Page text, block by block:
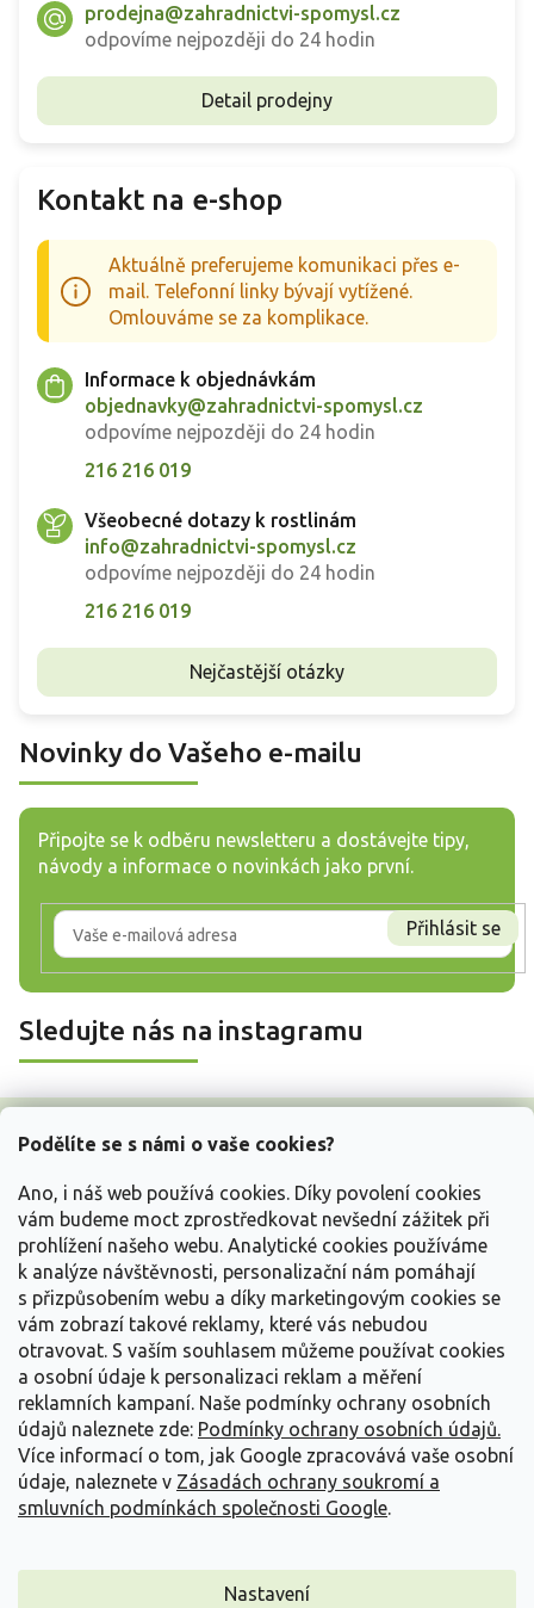
Podělíte se s námi o vaše cookies?
Ano, i náš web používá cookies. Díky povolení cookies
vám budeme moct zprostředkovat nevšední zážitek při
prohlížení našeho webu. Analytické cookies používáme
k analýze návštěvnosti, personalizační nám pomáhají
s přizpůsobením webu a díky marketingovým cookies se
vám zobrazí takové reklamy, které vás nebudou
otravovat. S vaším souhlasem můžeme používat cookies
a osobní údaje k personalizaci reklam a měření
reklamních kampaní. Naše podmínky ochrany osobních
údajů naleznete zde: Podmínky ochrany osobních údajů.
Více informací o tom, jak Google zpracovává vaše osobní
údaje, naleznete v Zásadách ochrany soukromí a
smluvních podmínkách společnosti Google.
Nastavení
prodejna@zahradnictvi-spomysl.cz
odpovíme nejpozději do 24 hodin
Detail prodejny
Kontakt na e-shop
Aktuálně preferujeme komunikaci přes e-
mail. Telefonní linky bývají vytížené.
Omlouváme se za komplikace.
Informace k objednávkám
objednavky@zahradnictvi-spomysl.cz
odpovíme nejpozději do 24 hodin
216 216 019
Všeobecné dotazy k rostlinám
info@zahradnictvi-spomysl.cz
odpovíme nejpozději do 24 hodin
216 216 019
Nejčastější otázky
Novinky do Vašeho e-mailu
Připojte se k odběru newsletteru a dostávejte tipy,
návody a informace o novinkách jako první.
Přihlásit se
Sledujte nás na instagramu
Z
Vše o nákupu
Informace pro Vás
Kontakujte nás